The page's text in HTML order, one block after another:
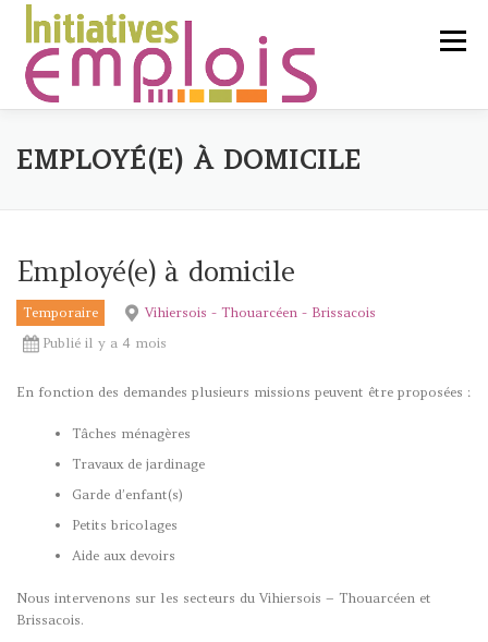
Aller
contenu
Menu
L’ASSOCIATION
CHERCHEURS D’EMPLOI
LIENS UTILES CONTACT
EMPLOYÉ(E) À DOMICILE
Employé(e) à domicile
Temporaire
Vihiersois - Thouarcéen - Brissacois
Publié il y a 4 mois
En fonction des demandes plusieurs missions peuvent être proposées :
Tâches ménagères
Travaux de jardinage
Garde d’enfant(s)
Petits bricolages
Aide aux devoirs
Nous intervenons sur les secteurs du Vihiersois – Thouarcéen et
Brissacois.